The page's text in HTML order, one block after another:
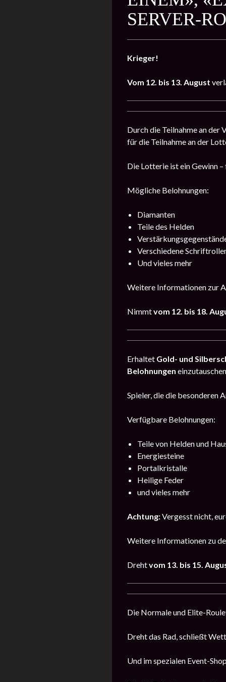
SERVER-
Krieger!
Vom 12. bis 13. August
Durch die Teilnahme an
für die Teilnahme an der
Die Lotterie ist ein Gewinn
Mögliche Belohnungen:
Diamanten
Teile des Helden
Verschiedene
Und vieles mehr
Weitere Informationen zur
Nimmtvom 12. bis 18.
Erhaltet Gold- und
Belohnungen
Spieler, die die besonderen
Verfügbare Belohnungen:
Teile von Helden und
Energiesteine
Portalkristalle
Heilige Feder
und vieles mehr
Achtung:Vergesst nicht,
Weitere Informationen zu
Drehtvom 13. bis 15.
Die Normale und Elite-
Dreht das Rad, schließt
Und im spezialen Event-